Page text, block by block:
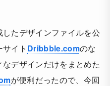
たデザインファイルを公
イト Dribbble.comのな
デザインだけをまとめた
が便利だったので、今回